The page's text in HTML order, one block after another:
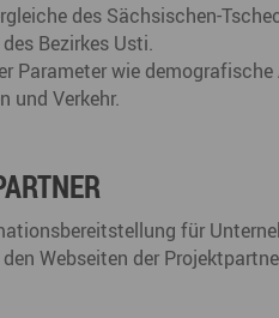
des Sächsischen-
Bezirkes Usti.
Parameter wie
und Verkehr.
für
Webseiten der